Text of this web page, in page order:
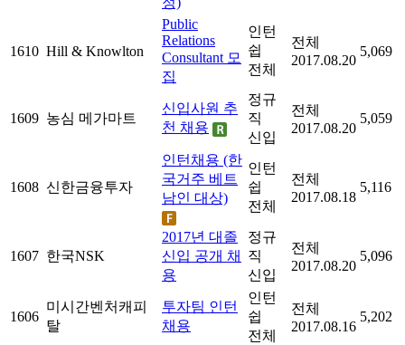
1610 Hill & Knowlton
Public
Relations
Consultant 모
집
인턴
쉽
전체
전체
2017.08.20
5,069
1609 농심 메가마트
신입사원 추
천 채용
정규
직
신입
전체
2017.08.20
5,059
1608 신한금융투자
인턴채용 (한
국거주 베트
남인 대상)
인턴
쉽
전체
전체
2017.08.18
5,116
1607 한국NSK
2017년 대졸
신입 공개 채
용
정규
직
신입
전체
2017.08.20
5,096
1606
미시간벤처캐피
탈
투자팀 인턴
채용
인턴
쉽
전체
전체
2017.08.16
5,202